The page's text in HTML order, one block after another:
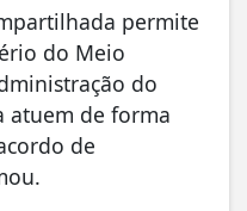
permite
do Meio
do
atuem de forma
de